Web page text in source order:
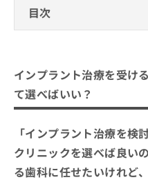
目次
インプラント治療
ックを選ぶ際にチ
ト治療のわかりや
岡崎市で評判のイ
すすめのクリニッ
宮野歯科
インプラント治療を受け
て選べばいい？
「インプラント治療を検
クリニックを選べば良い
る歯科に任せたいけれど